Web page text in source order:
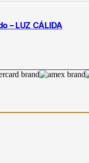
– LUZ CÁLIDA